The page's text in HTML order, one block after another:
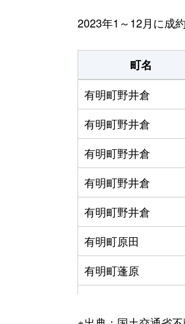
2023年1～12月に成
町名
有明町野井倉
有明町野井倉
有明町野井倉
有明町野井倉
有明町野井倉
有明町原田
有明町蓬原